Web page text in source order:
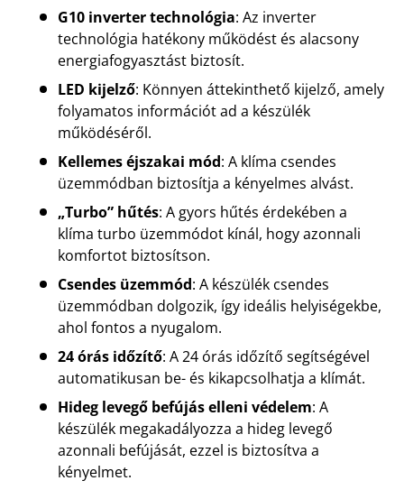
G10 inverter technológia: Az inverter
technológia hatékony működést és alacsony
energiafogyasztást biztosít.
LED kijelző: Könnyen áttekinthető kijelző, amely
folyamatos információt ad a készülék
működéséről.
Kellemes éjszakai mód: A klíma csendes
üzemmódban biztosítja a kényelmes alvást.
„Turbo” hűtés: A gyors hűtés érdekében a
klíma turbo üzemmódot kínál, hogy azonnali
komfortot biztosítson.
Csendes üzemmód: A készülék csendes
üzemmódban dolgozik, így ideális helyiségekbe,
ahol fontos a nyugalom.
24 órás időzítő: A 24 órás időzítő segítségével
automatikusan be- és kikapcsolhatja a klímát.
Hideg levegő befújás elleni védelem: A
készülék megakadályozza a hideg levegő
azonnali befújását, ezzel is biztosítva a
kényelmet.